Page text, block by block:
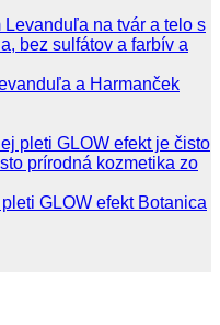
a Harmanček
GLOW efekt Botanica